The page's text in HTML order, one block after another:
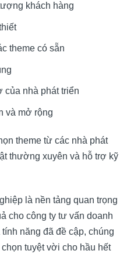
khách hàng
theme có sẵn
của nhà phát triển
và mở rộng
theme từ các nhà phát
thường xuyên và hỗ trợ kỹ
là nền tảng quan trọng
cho công ty tư vấn doanh
năng đã đề cập, chúng
tuyệt vời cho hầu hết